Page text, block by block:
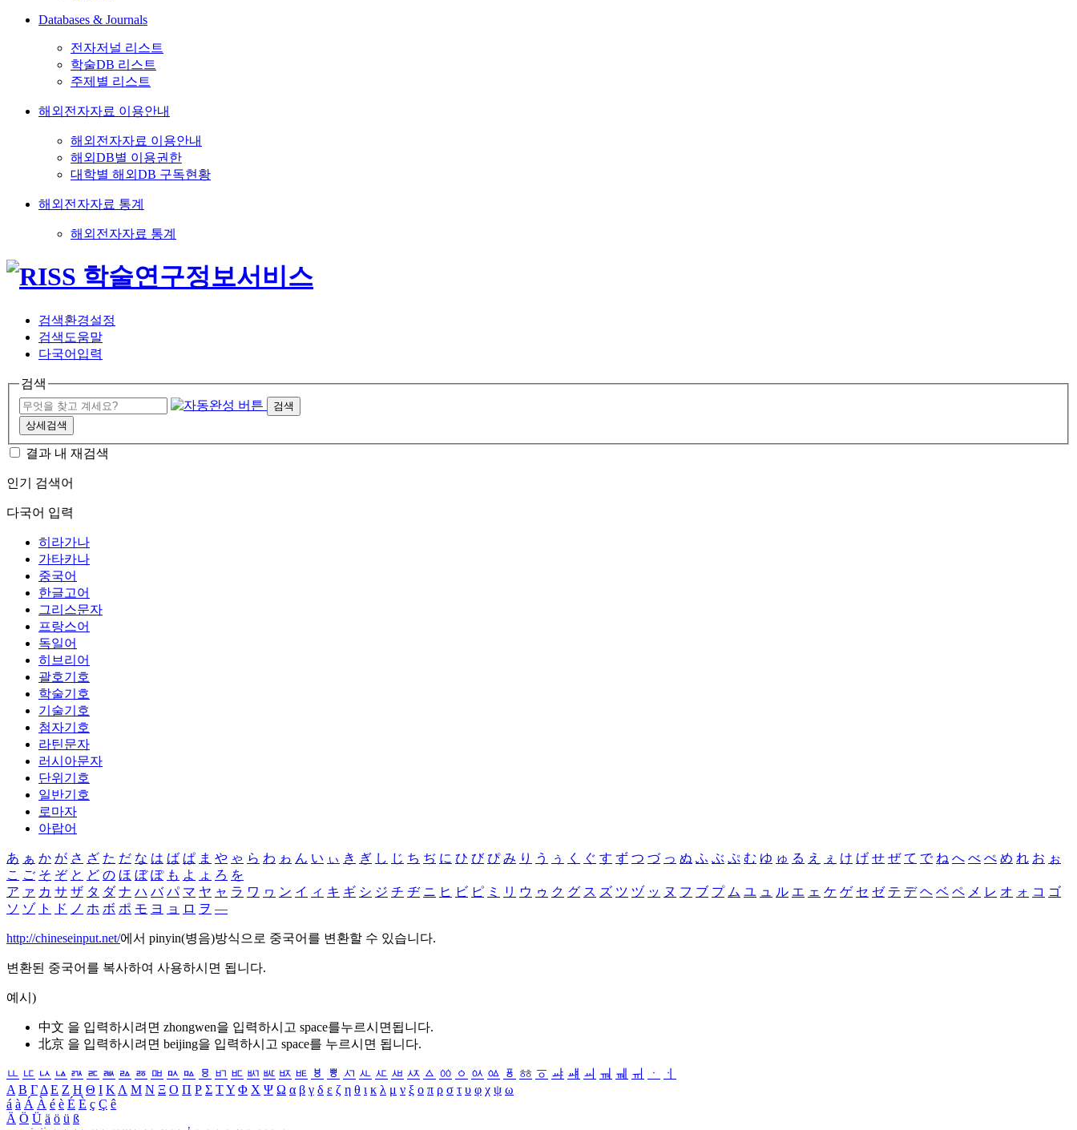
Databases & Journals
전자저널 리스트
학술DB 리스트
주제별 리스트
해외전자자료 이용안내
해외전자자료 이용안내
해외DB별 이용권한
대학별 해외DB 구독현황
해외전자자료 통계
해외전자자료 통계
검색환경설정
검색도움말
다국어입력
검색
검색
상세검색
결과 내 재검색
인기 검색어
다국어 입력
히라가나
가타카나
중국어
한글고어
그리스문자
프랑스어
독일어
히브리어
괄호기호
학술기호
기술기호
첨자기호
라틴문자
러시아문자
단위기호
일반기호
로마자
아랍어
あ ぁ か が さ ざ た だ な は ば ぱ ま や ゃ ら わ ゎ ん い ぃ き ぎ し じ ち ぢ に ひ び ぴ み り う ぅ く ぐ す ず つ づ っ ぬ ふ ぶ ぷ む ゆ ゅ る え ぇ け げ せ ぜ て で ね へ べ ぺ め れ お ぉ
こ ご そ ぞ と ど の ほ ぼ ぽ も よ ょ ろ を
ア ァ カ サ ザ タ ダ ナ ハ バ パ マ ヤ ャ ラ ワ ヮ ン イ ィ キ ギ シ ジ チ ヂ ニ ヒ ビ ピ ミ リ ウ ゥ ク グ ス ズ ツ ヅ ッ ヌ フ ブ プ ム ユ ュ ル エ ェ ケ ゲ セ ゼ テ デ ヘ ベ ペ メ レ オ ォ コ ゴ
ソ ゾ ト ド ノ ホ ボ ポ モ ヨ ョ ロ ヲ ―
http://chineseinput.net/에서 pinyin(병음)방식으로 중국어를 변환할 수 있습니다.
변환된 중국어를 복사하여 사용하시면 됩니다.
예시)
中文 을 입력하시려면 zhongwen을 입력하시고 space를누르시면됩니다.
北京 을 입력하시려면 beijing을 입력하시고 space를 누르시면 됩니다.
ㅥ ㅦ ㅧ ㅨ ㅩ ㅪ ㅫ ㅬ ㅭ ㅮ ㅯ ㅰ ㅱ ㅲ ㅳ ㅴ ㅵ ㅶ ㅷ ㅸ ㅹ ㅺ ㅻ ㅼ ㅽ ㅾ ㅿ ㆀ ㆁ ㆂ ㆃ ㆄ ㆅ ㆆ ㆇ ㆈ ㆉ ㆊ ㆋ ㆌ ㆍ
ㆎ
Α Β ΓΔ Ε Ζ Η Θ Ι ΚΛ Μ Ν Ξ Ο Π Ρ Σ ΤΥ Φ Χ Ψ Ω α β γ δ ε ζ η θ ι κ λ μ ν ξ ο π ρ σ τ υ φ χ ψ ω
á à Á À é è É È ç Ç ê
Ä Ö Ü ä ö ü ß